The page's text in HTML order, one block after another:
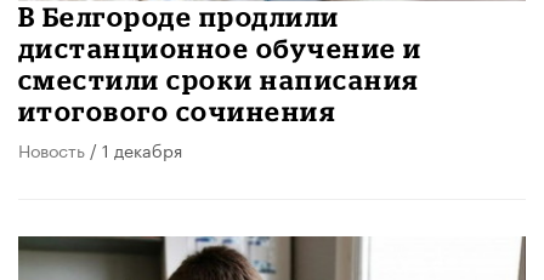
В Белгороде продлили
дистанционное обучение и
сместили сроки написания
итогового сочинения
Новость / 1 декабря